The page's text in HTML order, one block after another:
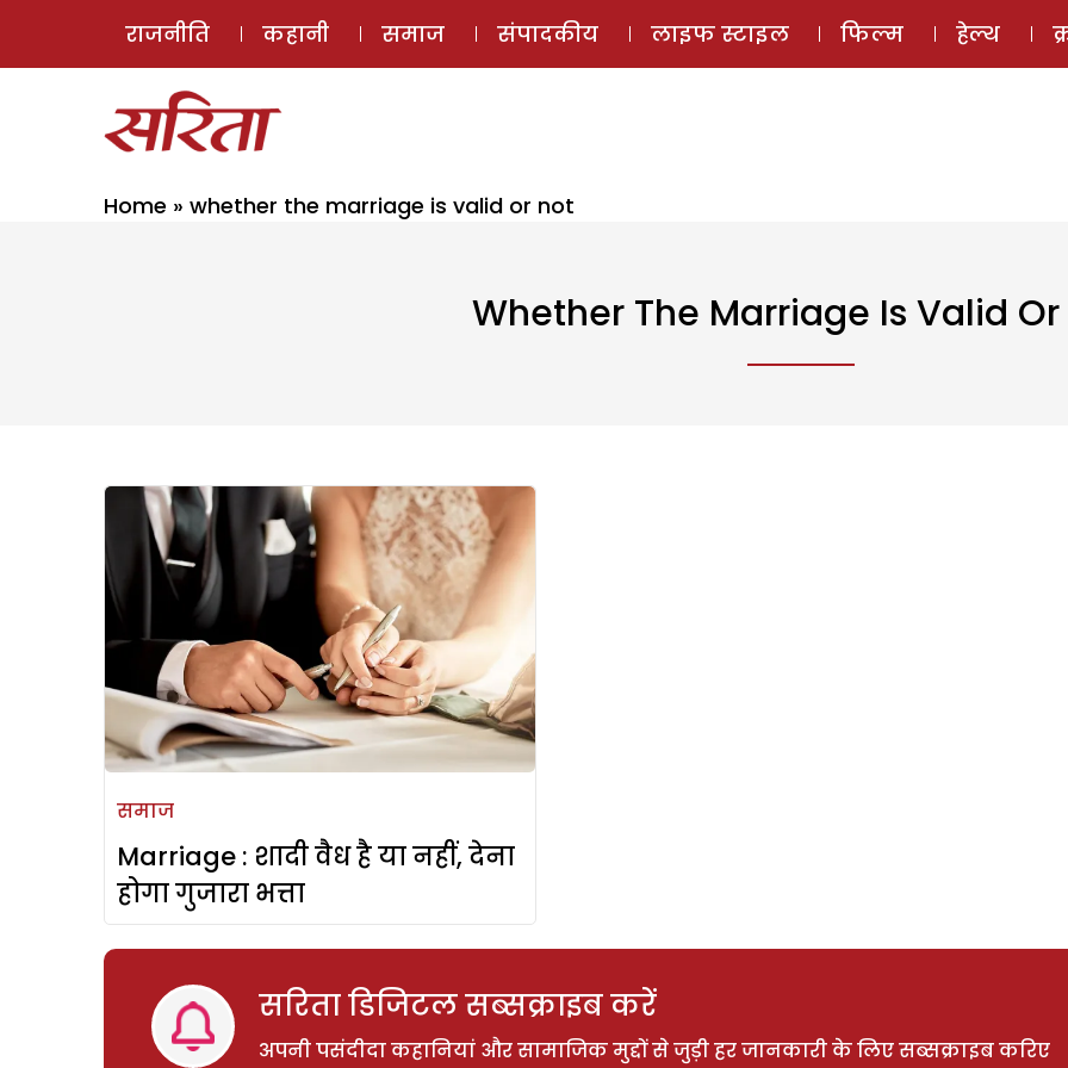
ई-मैगज़ीन
राजनीति कहानी समाज संपादकीय लाइफ स्टाइल फिल्म हेल्थ
Home » whether the marriage is valid or not
Whether The Marriage Is Valid Or
समाज
Marriage : शादी वैध है या नहीं, देना
होगा गुजारा भत्ता
सरिता डिजिटल सब्सक्राइब करें
अपनी पसंदीदा कहानियां और सामाजिक मुद्दों से जुड़ी हर जानकारी के लिए सब्सक्राइब करिए